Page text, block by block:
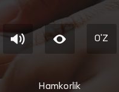
O'Z
Hamkorlik